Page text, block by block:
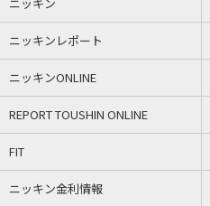
ニッキン
ニッキンレポート
ニッキンONLINE
REPORT TOUSHIN ONLINE
FIT
ニッキン金利情報